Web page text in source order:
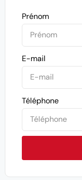
Prénom
E-mail
Téléphone